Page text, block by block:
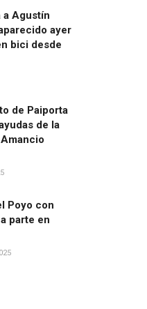
a Agustín
ayer
bici desde
de Paiporta
de la
Poyo con
parte en